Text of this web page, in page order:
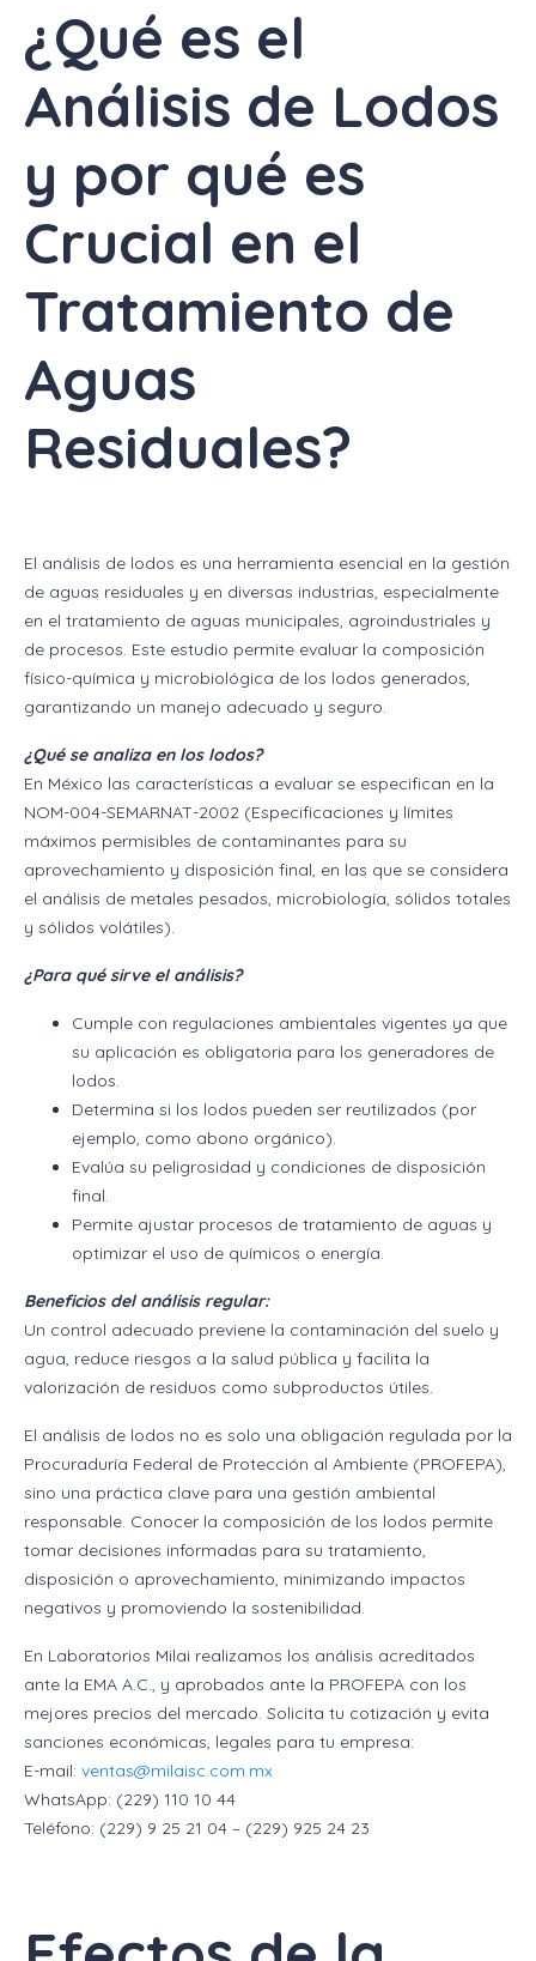
¿Qué es el
Análisis de Lodos
y por qué es
Crucial en el
Tratamiento de
Aguas
Residuales?
El análisis de lodos es una herramienta esencial en la gestión
de aguas residuales y en diversas industrias, especialmente
en el tratamiento de aguas municipales, agroindustriales y
de procesos. Este estudio permite evaluar la composición
físico-química y microbiológica de los lodos generados,
garantizando un manejo adecuado y seguro.
¿Qué se analiza en los lodos?
En México las características a evaluar se especifican en la
NOM-004-SEMARNAT-2002 (Especificaciones y límites
máximos permisibles de contaminantes para su
aprovechamiento y disposición final, en las que se considera
el análisis de metales pesados, microbiología, sólidos totales
y sólidos volátiles).
¿Para qué sirve el análisis?
Cumple con regulaciones ambientales vigentes ya que
su aplicación es obligatoria para los generadores de
lodos.
Determina si los lodos pueden ser reutilizados (por
ejemplo, como abono orgánico).
Evalúa su peligrosidad y condiciones de disposición
final.
Permite ajustar procesos de tratamiento de aguas y
optimizar el uso de químicos o energía.
Beneficios del análisis regular:
Un control adecuado previene la contaminación del suelo y
agua, reduce riesgos a la salud pública y facilita la
valorización de residuos como subproductos útiles.
El análisis de lodos no es solo una obligación regulada por la
Procuraduría Federal de Protección al Ambiente (PROFEPA),
sino una práctica clave para una gestión ambiental
responsable. Conocer la composición de los lodos permite
tomar decisiones informadas para su tratamiento,
disposición o aprovechamiento, minimizando impactos
negativos y promoviendo la sostenibilidad.
En Laboratorios Milai realizamos los análisis acreditados
ante la EMA A.C., y aprobados ante la PROFEPA con los
mejores precios del mercado. Solicita tu cotización y evita
sanciones económicas, legales para tu empresa:
E-mail: ventas@milaisc.com.mx
WhatsApp: (229) 110 10 44
Teléfono: (229) 9 25 21 04 – (229) 925 24 23